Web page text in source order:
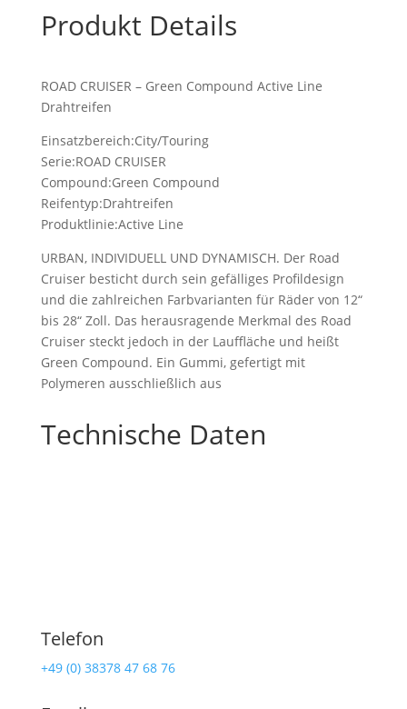
Produkt Details
ROAD CRUISER – Green Compound Active Line
Drahtreifen
Einsatzbereich:City/Touring
Serie:ROAD CRUISER
Compound:Green Compound
Reifentyp:Drahtreifen
Produktlinie:Active Line
URBAN, INDIVIDUELL UND DYNAMISCH. Der Road
Cruiser besticht durch sein gefälliges Profildesign
und die zahlreichen Farbvarianten für Räder von 12“
bis 28“ Zoll. Das herausragende Merkmal des Road
Cruiser steckt jedoch in der Lauffläche und heißt
Green Compound. Ein Gummi, gefertigt mit
Polymeren ausschließlich aus
Technische Daten
Telefon
+49 (0) 38378 47 68 76